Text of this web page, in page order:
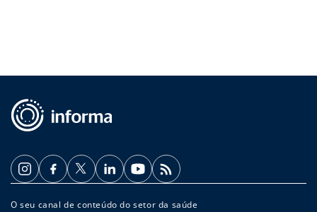
O seu canal de conteúdo do setor da saúde